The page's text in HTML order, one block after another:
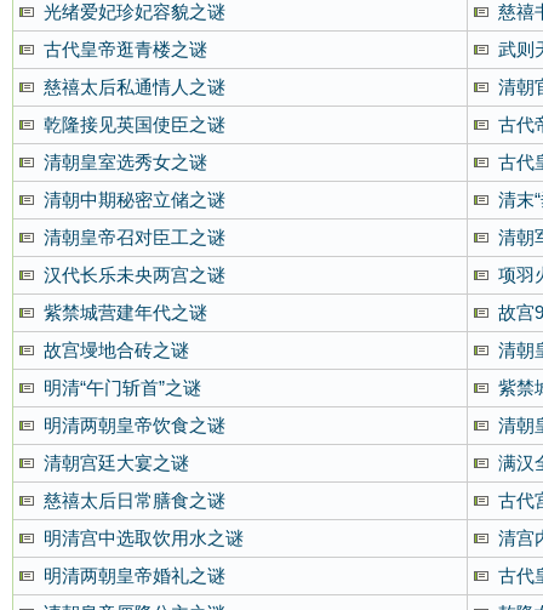
光绪爱妃珍妃容貌之谜
慈禧
古代皇帝逛青楼之谜
武则
慈禧太后私通情人之谜
清朝
乾隆接见英国使臣之谜
古代
清朝皇室选秀女之谜
古代
清朝中期秘密立储之谜
清末
清朝皇帝召对臣工之谜
清朝
汉代长乐未央两宫之谜
项羽
紫禁城营建年代之谜
故宫
故宫墁地合砖之谜
清朝
明清“午门斩首”之谜
紫禁
明清两朝皇帝饮食之谜
清朝
清朝宫廷大宴之谜
满汉
慈禧太后日常膳食之谜
古代
明清宫中选取饮用水之谜
清宫
明清两朝皇帝婚礼之谜
古代